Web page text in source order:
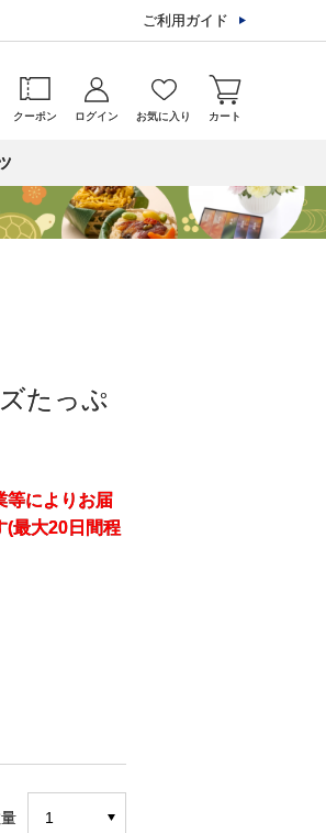
ご利用ガイド
クーポン ログイン お気に入り カート
たっぷ
等によりお届
(最大20日間程